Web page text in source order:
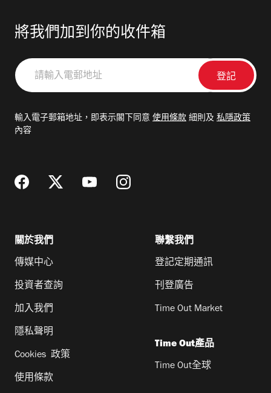
將我們加到你的收件箱
請
輸
郵
輸入電子郵箱地址，即表示閣下同意 使用條款 細則及 私隱政策
內容
關於我們
傳媒中心
投資者查詢
加入我們
隱私聲明
Cookies 政策
使用條款
聯繫我們
登記定期通訊
刊登廣告
Time Out Market
Time Out產品
Time Out全球